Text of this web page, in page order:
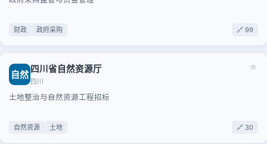
财政 政府采购 🔗 99
★
自然 四川省自然资源厅
四川
土地整治与自然资源工程招标
自然资源 土地 🔗 30